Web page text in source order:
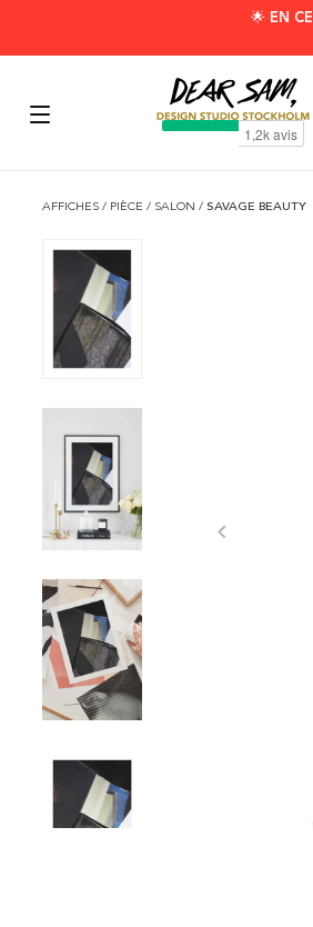
🌟 EN
AFFICHES / PIÈCE / SALON / SAVAGE BEAUTY